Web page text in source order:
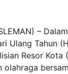
–
Ulang Tahun
Resor Kota
olahraga